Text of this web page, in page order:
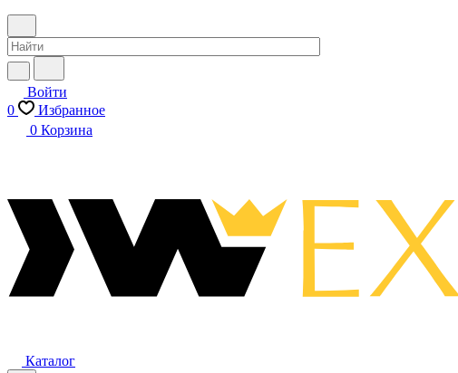
Войти
0
Избранное
0 Корзина
Каталог